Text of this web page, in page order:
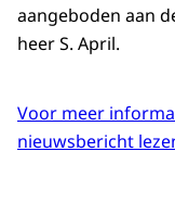
aangeboden aan
heer S. April.
Voor meer
nieuwsbericht